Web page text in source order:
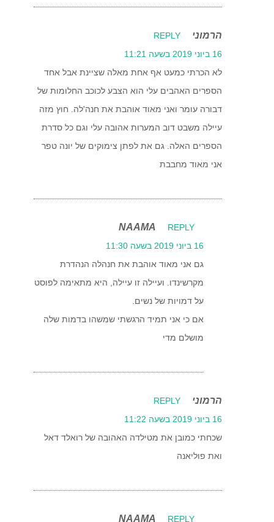
הרמוני
REPLY
16 ביוני 2019 בשעה 11:21
לא הכרתי כמעט אף אחת מאלה שציינת אבל אחד
הספרים האהבים עלי הוא הצבע לכוכב החלומות של
דבורה עומר ואני מאוד אוהבת את חנה'לה. חוץ מזה
עיילה משבט דוב המערות אהובה עלי וגם כל סדרת
הספרים האלה. גם את לפתן צימוקים של יונה טפר
אני מאוד מחבבת
NAAMA
REPLY
16 ביוני 2019 בשעה 11:30
גם אני מאוד אוהבת את חנהלה הנהדרת
מקרשינדו. ועיילה זו עיילה, היא מתאימה לפוסט
על דמויות של נשים.
אם כי אני תמיד הרגשתי שמשהו בדמות שלה
מושלם מדי
הרמוני
REPLY
16 ביוני 2019 בשעה 11:22
שכחתי כמובן את מטילדה האהובה של רואלד דאל
ואת פוליאנה
NAAMA REPLY